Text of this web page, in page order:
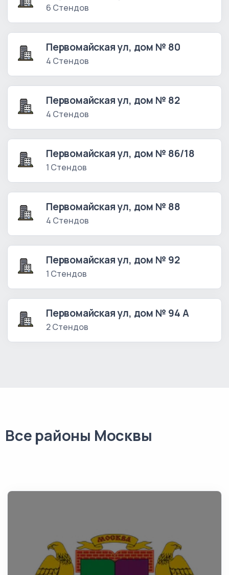
6 Стендов
Первомайская ул, дом № 80
4 Стендов
Первомайская ул, дом № 82
4 Стендов
Первомайская ул, дом № 86/18
1 Стендов
Первомайская ул, дом № 88
4 Стендов
Первомайская ул, дом № 92
1 Стендов
Первомайская ул, дом № 94 А
2 Стендов
Все районы Москвы